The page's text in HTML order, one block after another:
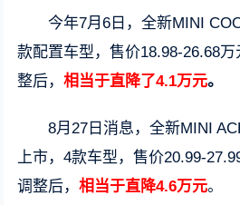
今年7月6日，全新MINI
款配置车型，售价18.98-26.68
整后，相当于直降了4.1万元。
8月27日消息，全新MINI
上市，4款车型，售价20.99-
调整后，相当于直降4.6万元。